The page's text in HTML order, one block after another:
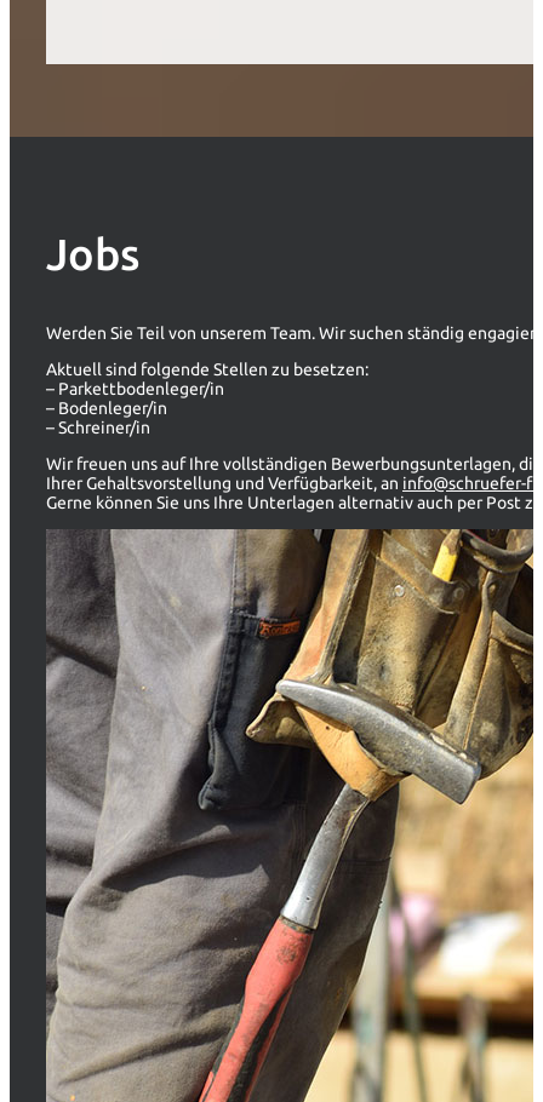
Jobs
Werden Sie Teil von unserem Team. Wir suchen ständig
Aktuell sind folgende Stellen zu besetzen:
– Parkettbodenleger/in
– Bodenleger/in
– Schreiner/in
Wir freuen uns auf Ihre vollständigen Bewerbungsunterlagen,
Ihrer Gehaltsvorstellung und Verfügbarkeit, an info@schruefer-
Gerne können Sie uns Ihre Unterlagen alternativ auch per Post